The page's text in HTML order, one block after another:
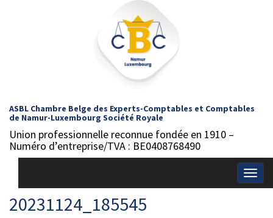
ASBL Chambre Belge des Experts-Comptables et Comptables
de Namur-Luxembourg Société Royale
Union professionnelle reconnue fondée en 1910 –
Numéro d’entreprise/TVA : BE0408768490
20231124_185545